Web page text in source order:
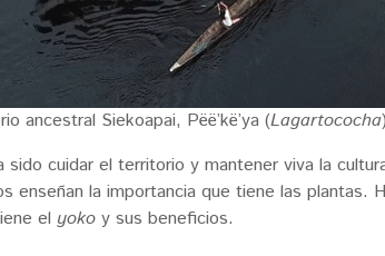
ancestral Siekoapai, Pëë’kë’ya (Lagartococha)
sido cuidar el territorio y mantener viva la
enseñan la importancia que tiene las plantas.
el yoko y sus beneficios.